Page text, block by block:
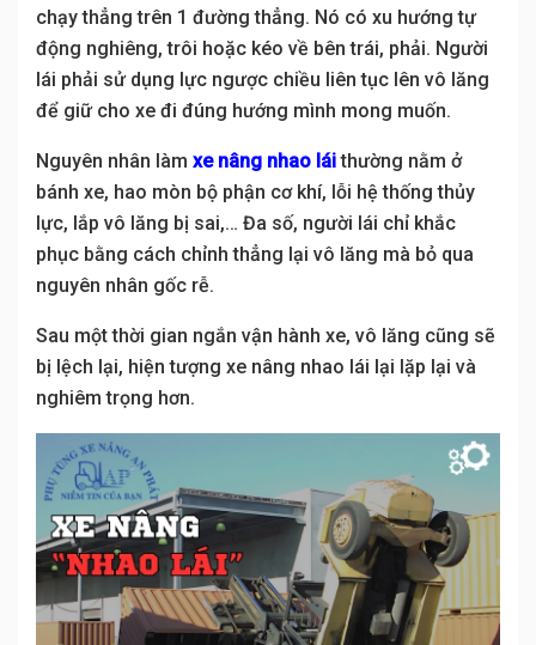
chạy thẳng trên 1 đường thẳng. Nó có xu hướng tự
động nghiêng, trôi hoặc kéo về bên trái, phải. Người
lái phải sử dụng lực ngược chiều liên tục lên vô lăng
để giữ cho xe đi đúng hướng mình mong muốn.
Nguyên nhân làm xe nâng nhao láithường nằm ở
bánh xe, hao mòn bộ phận cơ khí, lỗi hệ thống thủy
lực, lắp vô lăng bị sai,… Đa số, người lái chỉ khắc
phục bằng cách chỉnh thẳng lại vô lăng mà bỏ qua
nguyên nhân gốc rễ.
Sau một thời gian ngắn vận hành xe, vô lăng cũng sẽ
bị lệch lại, hiện tượng xe nâng nhao lái lại lặp lại và
nghiêm trọng hơn.